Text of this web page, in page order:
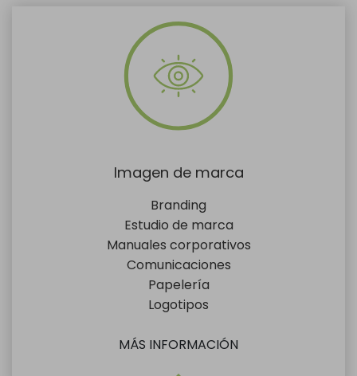
Imagen de marca
Branding
Estudio de marca
Manuales corporativos
Comunicaciones
Papelería
Logotipos
MÁS INFORMACIÓN